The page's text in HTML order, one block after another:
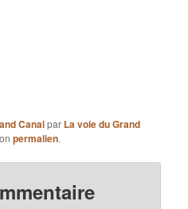
Canalpar La voie du Grand
permalien.